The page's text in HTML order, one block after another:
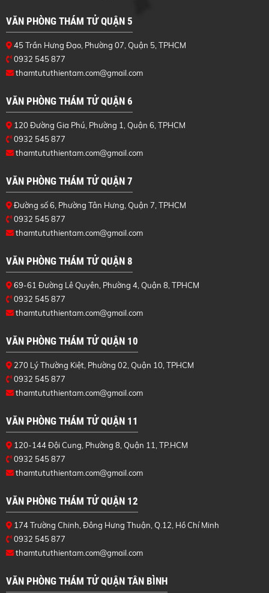
VĂN PHÒNG THÁM TỬ QUẬN 5
45 Trần Hưng Đạo, Phường 07, Quận 5, TPHCM
0932 545 877
thamtututhientam.com@gmail.com
VĂN PHÒNG THÁM TỬ QUẬN 6
120 Đường Gia Phú, Phường 1, Quận 6, TPHCM
0932 545 877
thamtututhientam.com@gmail.com
VĂN PHÒNG THÁM TỬ QUẬN 7
Đường số 6, Phường Tân Hưng, Quận 7, TPHCM
0932 545 877
thamtututhientam.com@gmail.com
VĂN PHÒNG THÁM TỬ QUẬN 8
69-61 Đường Lê Quyên, Phường 4, Quận 8, TPHCM
0932 545 877
thamtututhientam.com@gmail.com
VĂN PHÒNG THÁM TỬ QUẬN 10
270 Lý Thường Kiệt, Phường 02, Quận 10, TPHCM
0932 545 877
thamtututhientam.com@gmail.com
VĂN PHÒNG THÁM TỬ QUẬN 11
120-144 Đội Cung, Phường 8, Quận 11, TP.HCM
0932 545 877
thamtututhientam.com@gmail.com
VĂN PHÒNG THÁM TỬ QUẬN 12
174 Trường Chinh, Đông Hưng Thuận, Q.12, Hồ Chí Minh
0932 545 877
thamtututhientam.com@gmail.com
VĂN PHÒNG THÁM TỬ QUẬN TÂN BÌNH